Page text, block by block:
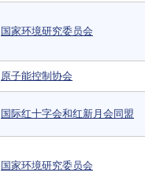
国家环境研究委员会
原子能控制协会
国际红十字会和红新月会同盟
国家环境研究委员会